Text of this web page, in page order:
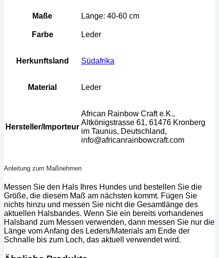
Maße Länge: 40-60 cm
Farbe Leder
Herkunftsland Südafrika
Material Leder
Hersteller/Importeur
African Rainbow Craft e.K.,
Altkönigstrasse 61, 61476 Kronberg
im Taunus, Deutschland,
info@africanrainbowcraft.com
Anleitung zum Maßnehmen
Messen Sie den Hals Ihres Hundes und bestellen Sie die
Größe, die diesem Maß am nächsten kommt. Fügen Sie
nichts hinzu und messen Sie nicht die Gesamtlänge des
aktuellen Halsbandes. Wenn Sie ein bereits vorhandenes
Halsband zum Messen verwenden, dann messen Sie nur die
Länge vom Anfang des Leders/Materials am Ende der
Schnalle bis zum Loch, das aktuell verwendet wird.